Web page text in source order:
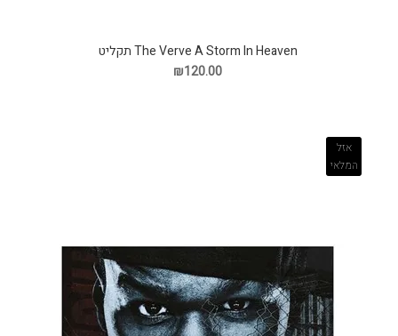
The Verve A Storm In Heaven תקליט
₪120.00
אזל
המלאי